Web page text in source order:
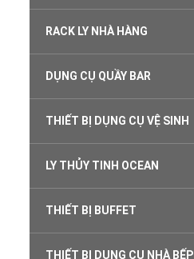
RACK LY NHÀ HÀNG
DỤNG CỤ QUẦY BAR
THIẾT BỊ DỤNG CỤ VỆ SINH
LY THỦY TINH OCEAN
THIẾT BỊ BUFFET
THIẾT BỊ DỤNG CỤ NHÀ BẾP